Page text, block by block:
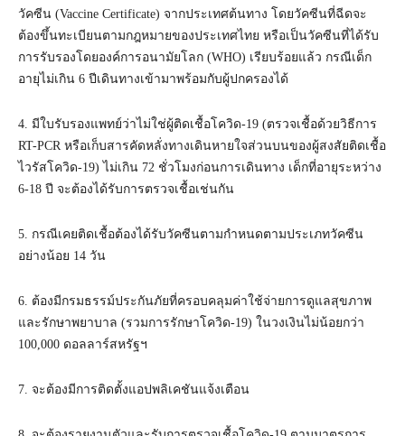
วัคซีน (Vaccine Certificate) จากประเทศต้นทาง โดยวัคซีนที่ฉีดจะ
ต้องขึ้นทะเบียนตามกฎหมายของประเทศไทย หรือเป็นวัคซีนที่ได้รับ
การรับรองโดยองค์การอนามัยโลก (WHO) เรียบร้อยแล้ว กรณีเด็ก
อายุไม่เกิน 6 ปีเดินทางเข้ามาพร้อมกับผู้ปกครองได้
4. มีใบรับรองแพทย์ว่าไม่ใช่ผู้ติดเชื้อโควิด-19 (ตรวจเชื้อด้วยวิธีการ
RT-PCR หรือเก็บสารคัดหลั่งทางเดินหายใจส่วนบนของผู้สงสัยติดเชื้อ
ไวรัสโควิด-19) ไม่เกิน 72 ชั่วโมงก่อนการเดินทาง เด็กที่อายุระหว่าง
6-18 ปี จะต้องได้รับการตรวจเชื้อเช่นกัน
5. กรณีเคยติดเชื้อต้องได้รับวัคซีนตามกำหนดตามประเภทวัคซีน
อย่างน้อย 14 วัน
6. ต้องมีกรมธรรม์ประกันภัยที่ครอบคลุมค่าใช้จ่ายการดูแลสุขภาพ
และรักษาพยาบาล (รวมการรักษาโควิด-19) ในวงเงินไม่น้อยกว่า
100,000 ดอลลาร์สหรัฐฯ
7. จะต้องมีการติดตั้งแอปพลิเคชันแจ้งเตือน